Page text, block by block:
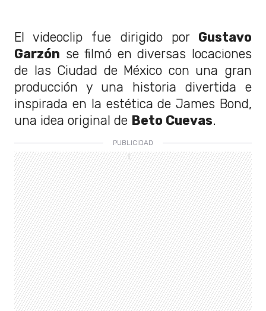
El videoclip fue dirigido por Gustavo
Garzón se filmó en diversas locaciones
de las Ciudad de México con una gran
producción y una historia divertida e
inspirada en la estética de James Bond,
una idea original de Beto Cuevas.